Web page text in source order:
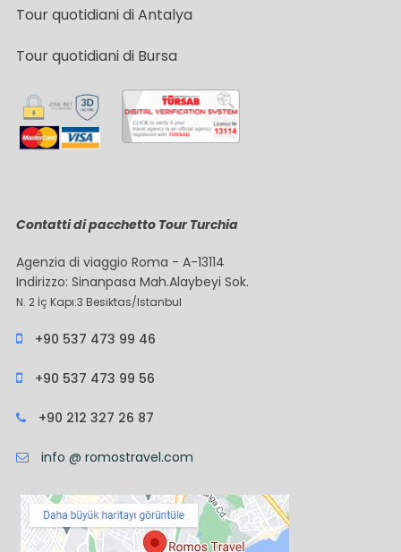
Tour quotidiani di Antalya
Tour quotidiani di Bursa
Contatti di pacchetto Tour Turchia
Agenzia di viaggio Roma - A-13114
Indirizzo: Sinanpasa Mah.Alaybeyi Sok.
N. 2 İç Kapı:3 Besiktas/Istanbul
+90 537 473 99 46
+90 537 473 99 56
+90 212 327 26 87
info @ romostravel.com